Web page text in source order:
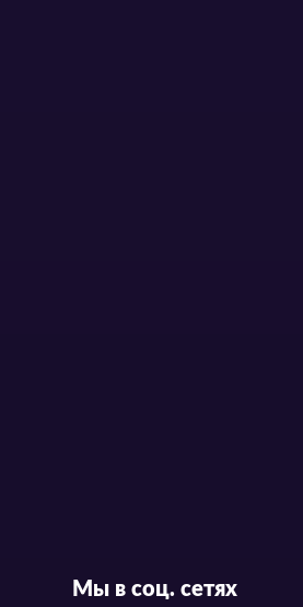
Мы в соц. сетях